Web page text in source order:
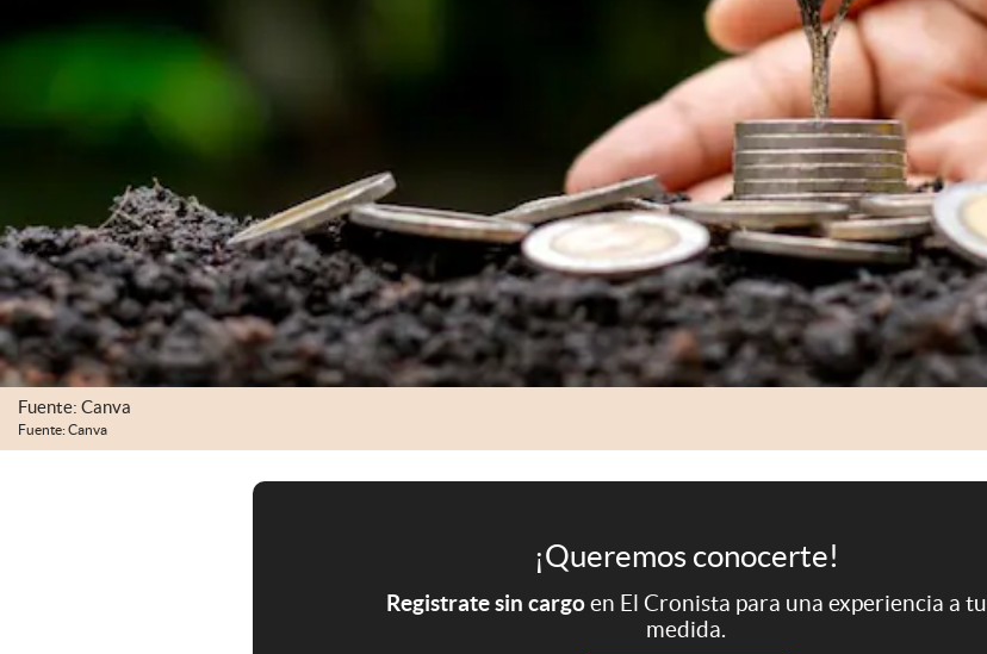
Fuente: Canva
Fuente: Canva
¡Queremos conocerte!
Registrate sin cargoen El Cronista para una experiencia a tu
medida.